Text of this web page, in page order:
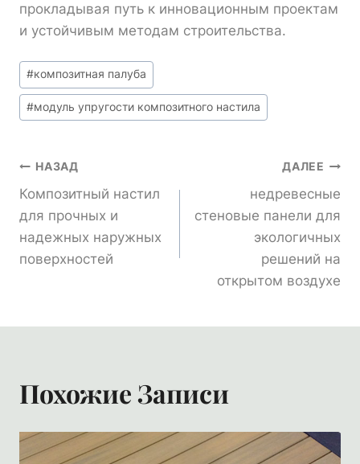
прокладывая путь к инновационным проектам
и устойчивым методам строительства.
Метки
записи:
#композитная палуба
#модуль упругости композитного настила
Навигация
По
Записям
НАЗАД
Композитный настил
для прочных и
надежных наружных
поверхностей
ДАЛЕЕ
недревесные
стеновые панели для
экологичных
решений на
открытом воздухе
Похожие Записи